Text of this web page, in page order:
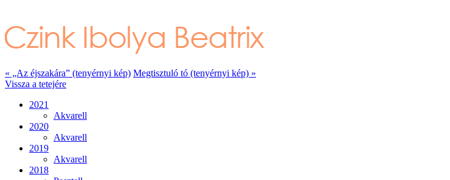
« „Az éjszakára” (tenyérnyi kép) Megtisztuló tó (tenyérnyi kép) »
Vissza a tetejére
2021
Akvarell
2020
Akvarell
2019
Akvarell
2018